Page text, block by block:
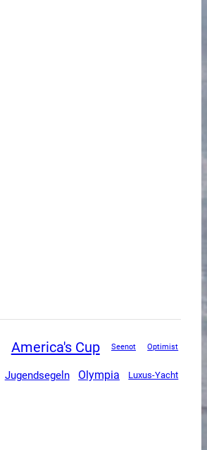
America's Cup Seenot Optimist
Jugendsegeln Olympia Luxus-Yacht